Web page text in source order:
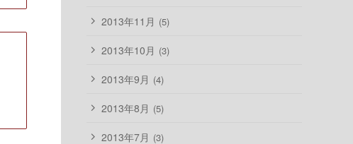
2013年11月 (5)
2013年10月 (3)
2013年9月 (4)
2013年8月 (5)
2013年7月 (3)